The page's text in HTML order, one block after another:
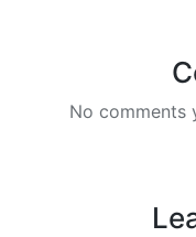
No comments